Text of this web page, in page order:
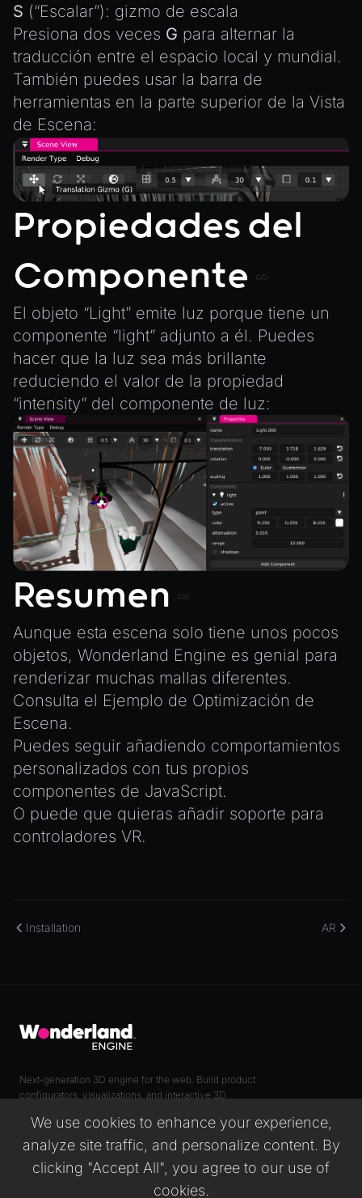
We use cookies to enhance your experience,
analyze site traffic, and personalize content. By
clicking "Accept All", you agree to our use of
cookies.
S (“Escalar”): gizmo de escala
Presiona dos veces G para alternar la
traducción entre el espacio local y mundial.
También puedes usar la barra de
herramientas en la parte superior de la Vista
de Escena:
Propiedades del
Componente
El objeto “Light” emite luz porque tiene un
componente “light” adjunto a él. Puedes
hacer que la luz sea más brillante
reduciendo el valor de la propiedad
“intensity” del componente de luz:
Resumen
Aunque esta escena solo tiene unos pocos
objetos, Wonderland Engine es genial para
renderizar muchas mallas diferentes.
Consulta el Ejemplo de Optimización de
Escena.
Puedes seguir añadiendo comportamientos
personalizados con tus propios
componentes de JavaScript.
O puede que quieras añadir soporte para
controladores VR.
Installation AR
Next-generation 3D engine for the web. Build product
configurators, visualizations, and interactive 3D
PAGES RESOURCES